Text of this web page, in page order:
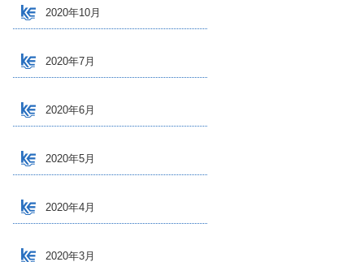
2020年10月
2020年7月
2020年6月
2020年5月
2020年4月
2020年3月